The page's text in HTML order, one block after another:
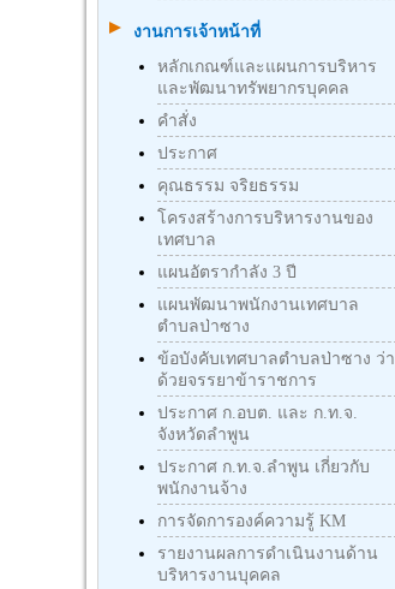
งานการเจ้าหน้าที่
หลักเกณฑ์และแผนการบริหาร
และพัฒนาทรัพยากรบุคคล
คำสั่ง
ประกาศ
คุณธรรม จริยธรรม
โครงสร้างการบริหารงานของ
เทศบาล
แผนอัตรากำลัง 3 ปี
แผนพัฒนาพนักงานเทศบาล
ตำบลป่าซาง
ข้อบังคับเทศบาลตำบลป่าซาง ว่า
ด้วยจรรยาข้าราชการ
ประกาศ ก.อบต. และ ก.ท.จ.
จังหวัดลำพูน
ประกาศ ก.ท.จ.ลำพูน เกี่ยวกับ
พนักงานจ้าง
การจัดการองค์ความรู้ KM
รายงานผลการดำเนินงานด้าน
บริหารงานบุคคล